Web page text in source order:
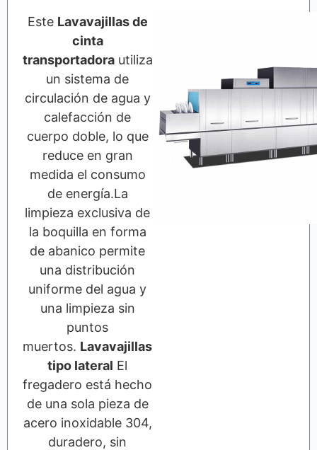
Este Lavavajillas de
cinta
transportadorautiliza
un sistema de
circulación de agua y
calefacción de
cuerpo doble, lo que
reduce en gran
medida el consumo
de energía.La
limpieza exclusiva de
la boquilla en forma
de abanico permite
una distribución
uniforme del agua y
una limpieza sin
puntos
muertos. Lavavajillas
tipo lateral El
fregadero está hecho
de una sola pieza de
acero inoxidable 304,
duradero, sin